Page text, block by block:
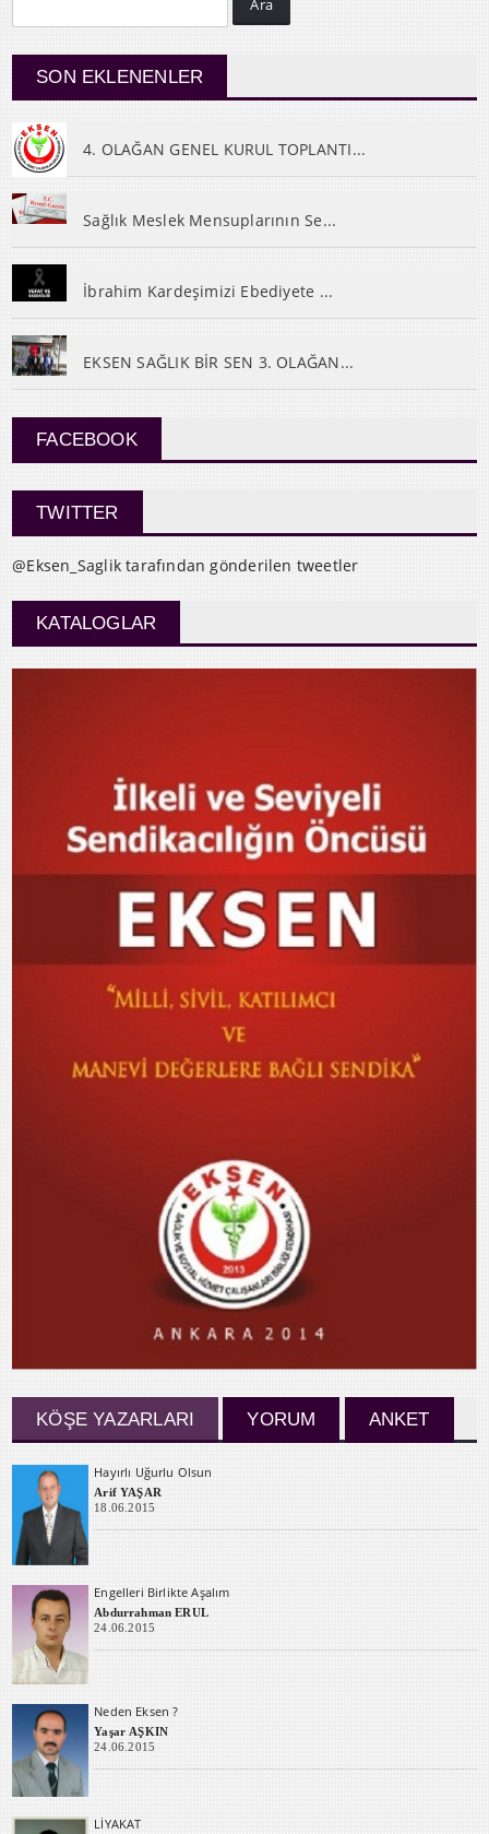
Ara
SON EKLENENLER
4. OLAĞAN GENEL KURUL TOPLANTI...
Sağlık Meslek Mensuplarının Se...
İbrahim Kardeşimizi Ebediyete ...
EKSEN SAĞLIK BİR SEN 3. OLAĞAN...
FACEBOOK
TWITTER
@Eksen_Saglik tarafından gönderilen tweetler
KATALOGLAR
KÖŞE YAZARLARI YORUM ANKET
Hayırlı Uğurlu Olsun
Arif YAŞAR
18.06.2015
Engelleri Birlikte Aşalım
Abdurrahman ERUL
24.06.2015
Neden Eksen ?
Yaşar AŞKIN
24.06.2015
LİYAKAT